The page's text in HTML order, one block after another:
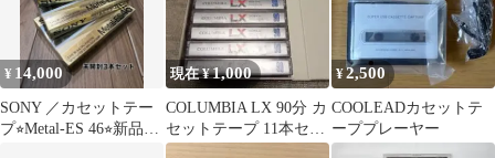
¥ 14,000
SONY ／カセットテー
プ⭐︎Metal-ES 46⭐︎新品未
現在 ¥1,000
COLUMBIA LX 90分 カ
セットテープ 11本セッ
ト
¥2,500
COOLEADカセットテ
ーププレーヤー